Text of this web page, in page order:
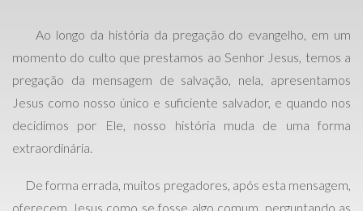
Ao longo da história da pregação do evangelho, em um
momento do culto que prestamos ao Senhor Jesus, temos a
pregação da mensagem de salvação, nela, apresentamos
Jesus como nosso único e suficiente salvador, e quando nos
decidimos por Ele, nosso história muda de uma forma
extraordinária.
De forma errada, muitos pregadores, após esta mensagem,
oferecem Jesus como se fosse algo comum, perguntando as